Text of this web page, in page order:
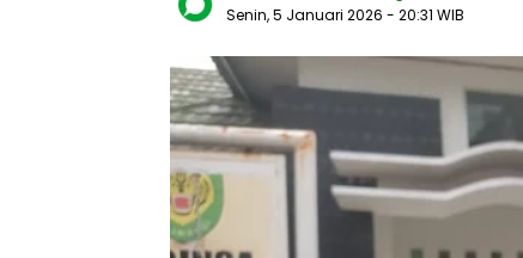
Senin, 5 Januari 2026 - 20:31 WIB